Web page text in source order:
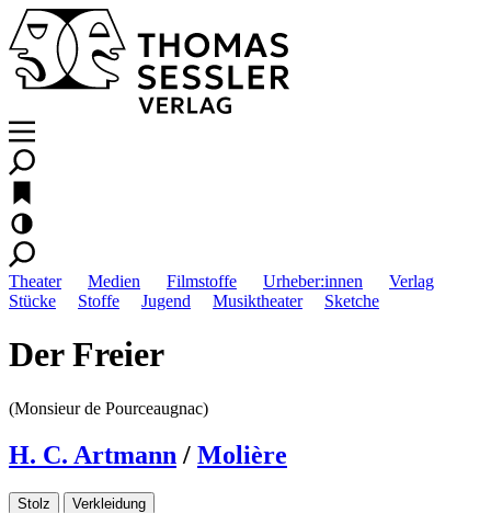
Theater Medien Filmstoffe Urheber:innen
Verlag
Stücke
Stoffe Jugend Musiktheater Sketche
Der Freier
(Monsieur de Pourceaugnac)
H. C. Artmann / Molière
Stolz Verkleidung